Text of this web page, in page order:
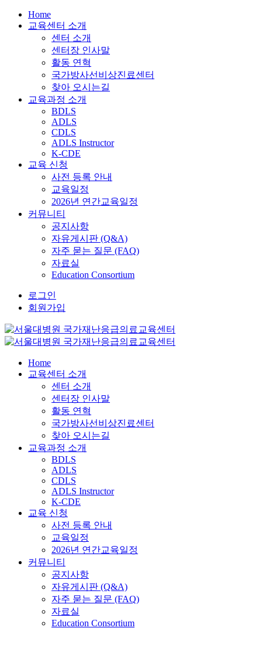
Home
교육센터 소개
센터 소개
센터장 인사말
활동 연혁
국가방사선비상진료센터
찾아 오시는길
교육과정 소개
BDLS
ADLS
CDLS
ADLS Instructor
K-CDE
교육 신청
사전 등록 안내
교육일정
2026년 연간교육일정
커뮤니티
공지사항
자유게시판 (Q&A)
자주 묻는 질문 (FAQ)
자료실
Education Consortium
로그인
회원가입
Home
교육센터 소개
센터 소개
센터장 인사말
활동 연혁
국가방사선비상진료센터
찾아 오시는길
교육과정 소개
BDLS
ADLS
CDLS
ADLS Instructor
K-CDE
교육 신청
사전 등록 안내
교육일정
2026년 연간교육일정
커뮤니티
공지사항
자유게시판 (Q&A)
자주 묻는 질문 (FAQ)
자료실
Education Consortium